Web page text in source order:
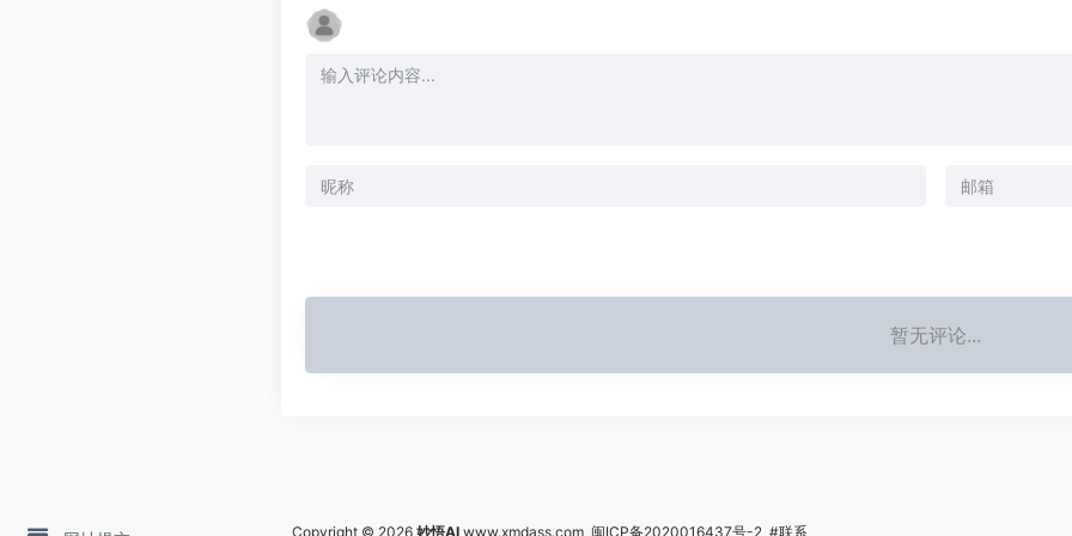
暂无评论...
Copyright © 2026 妙悟AI www.xmdass.com 闽ICP备2020016437号-2 #联系